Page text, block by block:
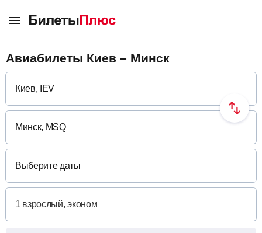
Авиабилеты Киев – Минск
Выберите даты